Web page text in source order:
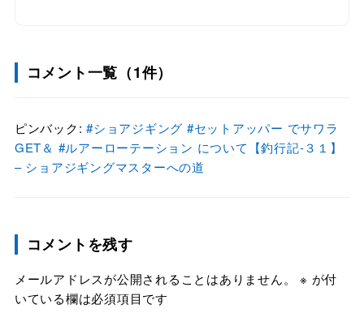
コメント一覧（1件）
ピンバック:#ショアジギング #セットアッパー でサワラ
GET＆ #ルアーローテーション について【釣行記-３１】
– ショアジギングマスターへの道
コメントを残す
メールアドレスが公開されることはありません。 ※ が付
いている欄は必須項目です